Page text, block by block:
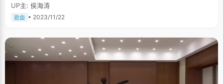
UP主: 侯海涛
歌曲 • 2023/11/22